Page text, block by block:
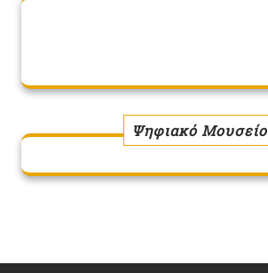
Ψηφιακό Μουσείο